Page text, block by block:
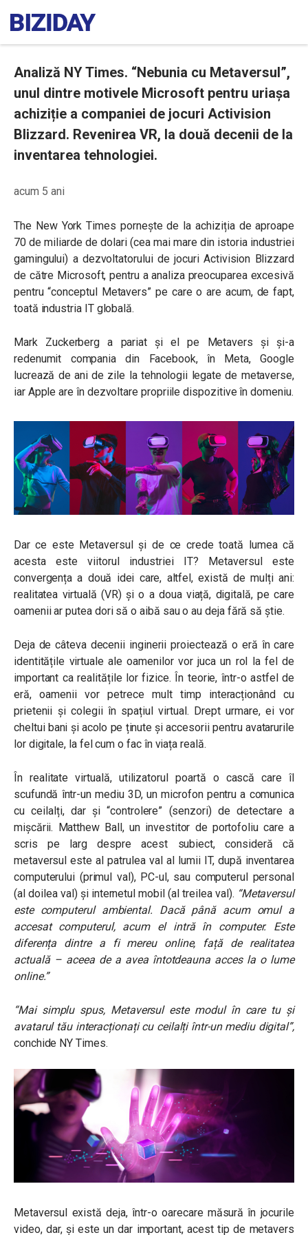
Analiză NY Times. “Nebunia cu Metaversul”,
unul dintre motivele Microsoft pentru uriașa
achiziție a companiei de jocuri Activision
Blizzard. Revenirea VR, la două decenii de la
inventarea tehnologiei.
acum 5 ani
The New York Times pornește de la achiziția de aproape
70 de miliarde de dolari (cea mai mare din istoria industriei
gamingului) a dezvoltatorului de jocuri Activision Blizzard
de către Microsoft, pentru a analiza preocuparea excesivă
pentru “conceptul Metavers” pe care o are acum, de fapt,
toată industria IT globală.
Mark Zuckerberg a pariat și el pe Metavers și și-a
redenumit compania din Facebook, în Meta, Google
lucrează de ani de zile la tehnologii legate de metaverse,
iar Apple are în dezvoltare propriile dispozitive în domeniu.
Dar ce este Metaversul și de ce crede toată lumea că
acesta este viitorul industriei IT? Metaversul este
convergența a două idei care, altfel, există de mulți ani:
realitatea virtuală (VR) și o a doua viață, digitală, pe care
oamenii ar putea dori să o aibă sau o au deja fără să știe.
Deja de câteva decenii inginerii proiectează o eră în care
identitățile virtuale ale oamenilor vor juca un rol la fel de
important ca realitățile lor fizice. În teorie, într-o astfel de
eră, oamenii vor petrece mult timp interacționând cu
prietenii și colegii în spațiul virtual. Drept urmare, ei vor
cheltui bani și acolo pe ținute și accesorii pentru avatarurile
lor digitale, la fel cum o fac în viața reală.
În realitate virtuală, utilizatorul poartă o cască care îl
scufundă într-un mediu 3D, un microfon pentru a comunica
cu ceilalți, dar și “controlere” (senzori) de detectare a
mișcării. Matthew Ball, un investitor de portofoliu care a
scris pe larg despre acest subiect, consideră că
metaversul este al patrulea val al lumii IT, după inventarea
computerului (primul val), PC-ul, sau computerul personal
(al doilea val) și internetul mobil (al treilea val). “Metaversul
este computerul ambiental. Dacă până acum omul a
accesat computerul, acum el intră în computer. Este
diferența dintre a fi mereu online, față de realitatea
actuală – aceea de a avea întotdeauna acces la o lume
online.”
“Mai simplu spus, Metaversul este modul în care tu și
avatarul tău interacționați cu ceilalți într-un mediu digital”,
conchide NY Times.
Metaversul există deja, într-o oarecare măsură în jocurile
video, dar, și este un dar important, acest tip de metavers